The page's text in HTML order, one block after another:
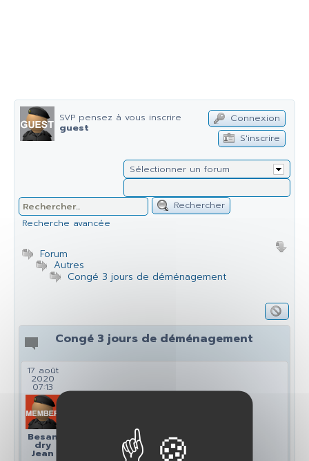
SVP pensez à vous inscrire
guest
Connexion
S'inscrire
Sélectionner un forum
Rechercher
Recherche avancée
Forum
Autres
Congé 3 jours de déménagement
Congé 3 jours de déménagement
17 août
2020
07:13
Besan
dry
Jean